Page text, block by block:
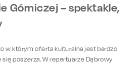
Górniczej – spektakle,
w którym oferta kulturalna jest bardzo
poszerza. W repertuarze Dąbrowy